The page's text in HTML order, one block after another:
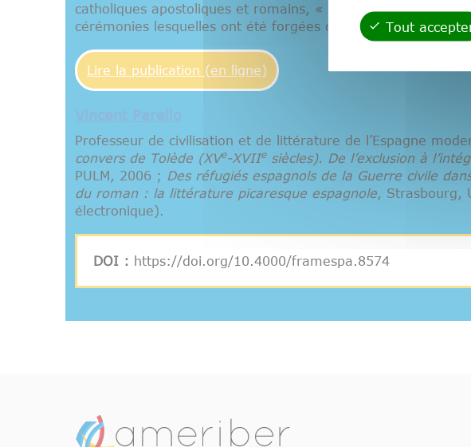
catholiques apostoliques et romains, « là où il n’est pas
cérémonies lesquelles ont été forgées contre la parole de
Lire la publication (en ligne)
Professeur de civilisation et de littérature de l’Espagne
convers de Tolède (XVe-XVIIesiècles). De l’exclusion à
PULM, 2006 ; Des réfugiés espagnols de la Guerre civile
du roman : la littérature picaresque espagnole, Strasbourg,
électronique).
DOI : https://doi.org/10.4000/framespa.8574
Tout